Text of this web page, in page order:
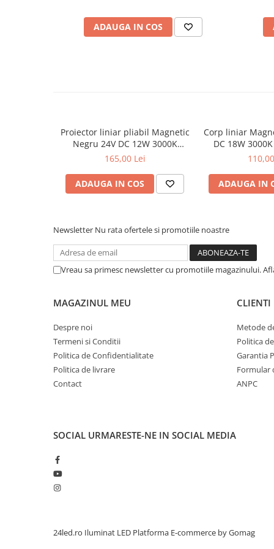
Lumini LED cu fibra optica
Sursa fibra optica
ADAUGA IN COS
Proiector liniar pliabil Magnetic
Negru 24V DC 12W 3000K
684LM 24° RA90 L232MM
165,00 Lei
ADAUGA IN COS
Corp liniar
DC 18W
RA90
ADAUGA IN
Newsletter Nu rata ofertele si promotiile noastre
Vreau sa primesc newsletter cu promotiile magazinului.
MAGAZINUL MEU
Despre noi
Termeni si Conditii
Politica de Confidentialitate
Politica de livrare
Contact
CLIENTI
Metode
Politica
Garantia
Formular
ANPC
SOCIAL URMARESTE-NE IN SOCIAL MEDIA
24led.ro Iluminat LED Platforma E-commerce by Gomag